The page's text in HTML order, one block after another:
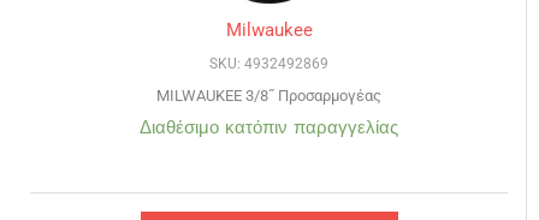
Milwaukee
SKU: 4932492869
MILWAUKEE 3/8˝ Προσαρμογέας
Διαθέσιμο κατόπιν παραγγελίας